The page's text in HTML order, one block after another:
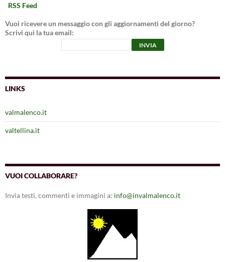
RSS Feed
Vuoi ricevere un messaggio con gli aggiornamenti del giorno?
Scrivi qui la tua email:
LINKS
valmalenco.it
valtellina.it
VUOI COLLABORARE?
Invia testi, commenti e immagini a: info@invalmalenco.it